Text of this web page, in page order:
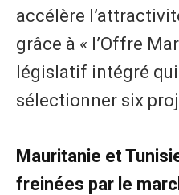
accélère
grâce à « l’Offre
législatif intégré
sélectionner six
​Mauritanie et
freinées par le